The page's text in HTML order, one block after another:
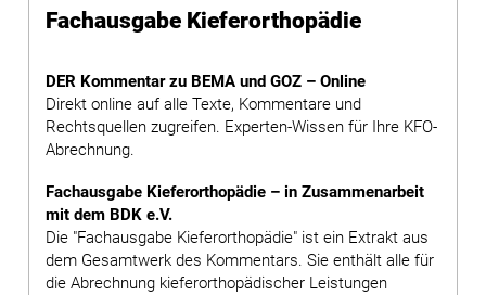
Fachausgabe Kieferorthopädie
DER Kommentar zu BEMA und GOZ – Online
Direkt online auf alle Texte, Kommentare und
Rechtsquellen zugreifen. Experten-Wissen für Ihre KFO-
Abrechnung.
Fachausgabe Kieferorthopädie – in Zusammenarbeit
mit dem BDK e.V.
Die "Fachausgabe Kieferorthopädie" ist ein Extrakt aus
dem Gesamtwerk des Kommentars. Sie enthält alle für
die Abrechnung kieferorthopädischer Leistungen